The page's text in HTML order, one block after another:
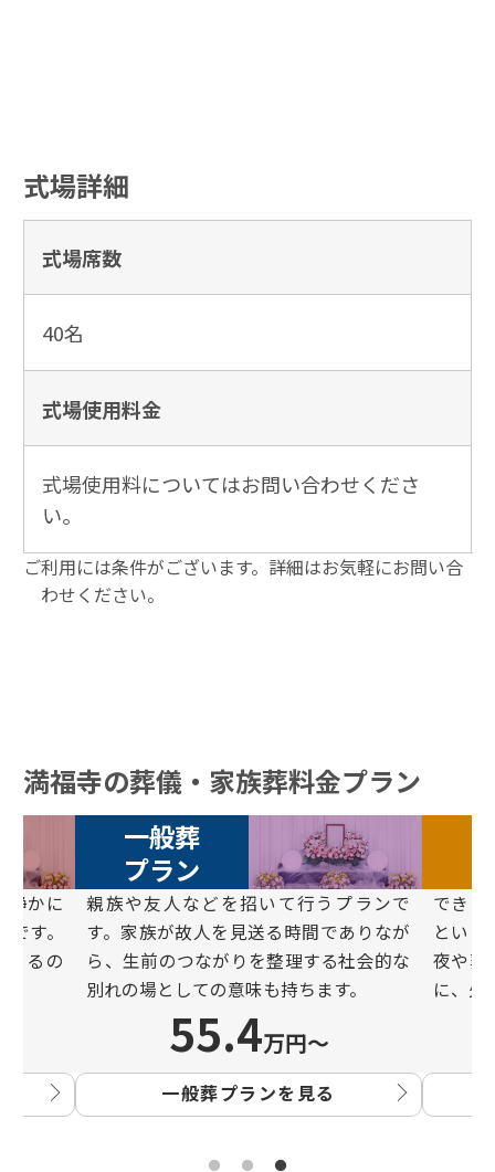
式場詳細
式場席数
40名
式場使用料金
式場使用料についてはお問い合わせくださ
い。
ご利用には条件がございます。詳細はお気軽にお問い合
わせください。
満福寺の葬儀・家族葬料金プラン
静かに
す。
るの
一般葬
プラン
親族や友⼈などを招いて⾏うプランで
す。家族が故⼈を⾒送る時間でありなが
ら、⽣前のつながりを整理する社会的な
別れの場としての意味も持ちます。
55.4万円〜
一般葬プランを見る
できる
とい
夜や葬
に、⽕